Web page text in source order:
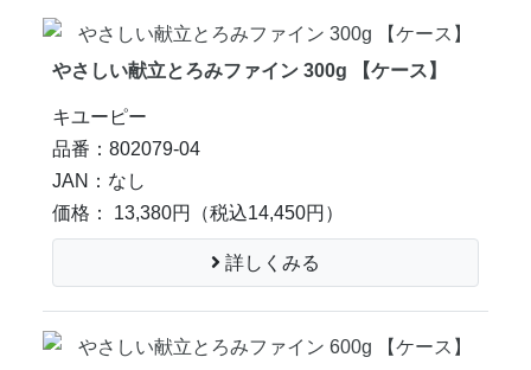
やさしい献立とろみファイン 300g 【ケース】
キユーピー
品番：802079-04
JAN：なし
価格： 13,380円
（税込14,450円）
詳しくみる